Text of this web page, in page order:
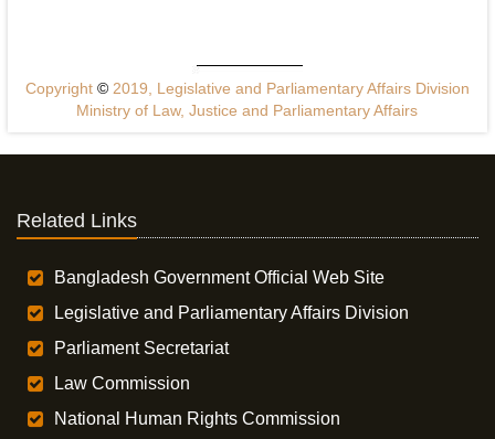
Copyright ©2019, Legislative and Parliamentary Affairs Division
Ministry of Law, Justice and Parliamentary Affairs
Related Links
Bangladesh Government Official Web Site
Legislative and Parliamentary Affairs Division
Parliament Secretariat
Law Commission
National Human Rights Commission